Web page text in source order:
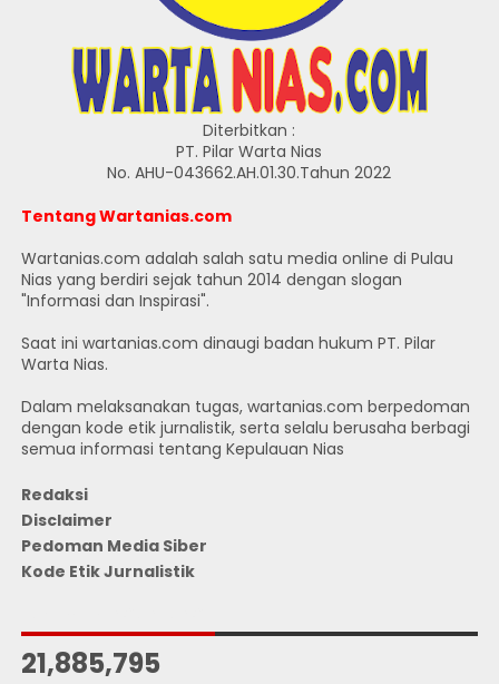
Diterbitkan :
PT. Pilar Warta Nias
No. AHU-043662.AH.01.30.Tahun 2022
Tentang Wartanias.com
Wartanias.com adalah salah satu media online di Pulau
Nias yang berdiri sejak tahun 2014 dengan slogan
"Informasi dan Inspirasi".
Saat ini wartanias.com dinaugi badan hukum PT. Pilar
Warta Nias.
Dalam melaksanakan tugas, wartanias.com berpedoman
dengan kode etik jurnalistik, serta selalu berusaha berbagi
semua informasi tentang Kepulauan Nias
Redaksi
Disclaimer
Pedoman Media Siber
Kode Etik Jurnalistik
21,885,795